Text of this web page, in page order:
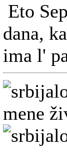
Eto
dana,
ima l'
mene